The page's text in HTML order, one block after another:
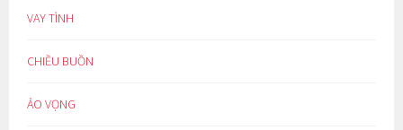
VAY TÌNH
CHIỀU BUỒN
ẢO VỌNG